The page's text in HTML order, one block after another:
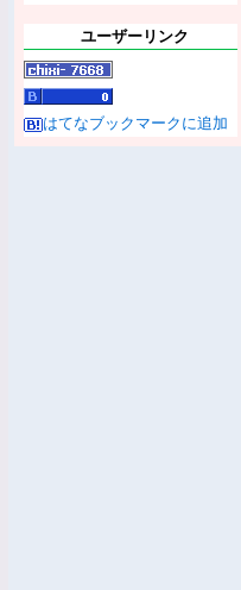
ユーザーリンク
はてなブックマークに追加